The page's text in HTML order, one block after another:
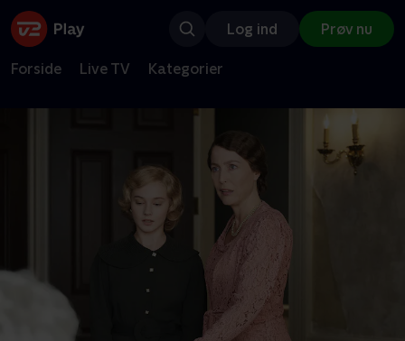
Log ind Prøv nu
Forside Live TV Kategorier